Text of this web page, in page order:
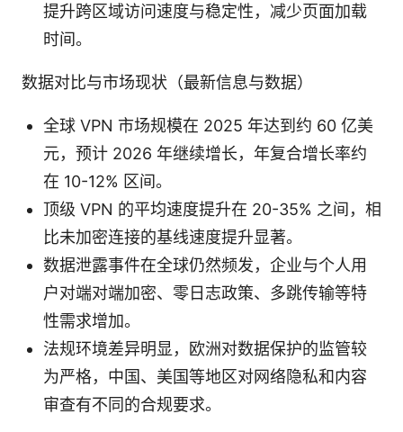
提升跨区域访问速度与稳定性，减少页面加载
时间。
数据对比与市场现状（最新信息与数据）
全球 VPN 市场规模在 2025 年达到约 60 亿美
元，预计 2026 年继续增长，年复合增长率约
在 10-12% 区间。
顶级 VPN 的平均速度提升在 20-35% 之间，相
比未加密连接的基线速度提升显著。
数据泄露事件在全球仍然频发，企业与个人用
户对端对端加密、零日志政策、多跳传输等特
性需求增加。
法规环境差异明显，欧洲对数据保护的监管较
为严格，中国、美国等地区对网络隐私和内容
审查有不同的合规要求。